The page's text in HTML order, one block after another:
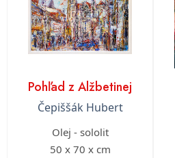
Pohľad z Alžbetinej
Čepiššák Hubert
Olej - sololit
50 x 70 x cm